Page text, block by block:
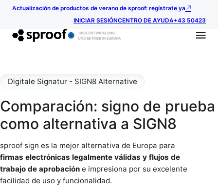
Actualización de productos de verano de sproof: regístrate ya
INICIAR SESIÓNCENTRO DE AYUDA+43 50423
Comparación: signo de prueba
como alternativa a SIGN8
Digitale Signatur - SIGN8 Alternative
sproof sign es la mejor alternativa de Europa para
firmas electrónicas legalmente válidas y flujos de
trabajo de aprobación e impresiona por su excelente
facilidad de uso y funcionalidad.